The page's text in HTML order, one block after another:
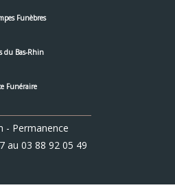
Funèbres
du Bas-Rhin
Funéraire
- Permanence
au 03 88 92 05 49